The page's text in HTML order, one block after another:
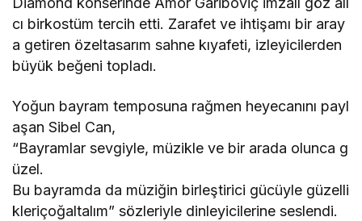
cı birkostüm tercih etti. Zarafet ve ihtişamı bir aray
a getiren özeltasarım sahne kıyafeti, izleyicilerden
büyük beğeni topladı.
Yoğun bayram temposuna rağmen heyecanını payl
aşan Sibel Can,
“Bayramlar sevgiyle, müzikle ve bir arada olunca g
üzel.
Bu bayramda da müziğin birleştirici gücüyle güzelli
kleriçoğaltalım” sözleriyle dinleyicilerine seslendi.